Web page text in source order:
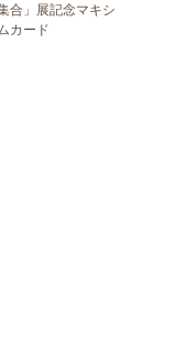
合」展記念マキシ
カード